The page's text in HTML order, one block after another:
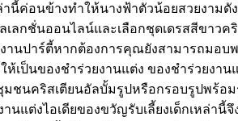
นี้ค่อนข้างทำให้นางฟ้าตัวน้อยสวยงาม
เลกชั่นออนไลน์และเลือกชุดเดรสสีขา
านปาร์ตี้หากต้องการคุณยังสามารถมอบ
เป็นของชำร่วยงานแต่ง ของชำร่วยงา
ชนคริสเตียนอัลบั้มรูปหรือกรอบรูปพร้อม
นแต่งไอเดียของขวัญรับเลี้ยงเด็กเหล่า